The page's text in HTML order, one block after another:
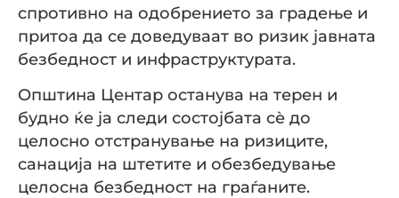
спротивно на одобрението за градење и
притоа да се доведуваат во ризик јавната
безбедност и инфраструктурата.
Општина Центар останува на терен и
будно ќе ја следи состојбата сè до
целосно отстранување на ризиците,
санација на штетите и обезбедување
целосна безбедност на граѓаните.